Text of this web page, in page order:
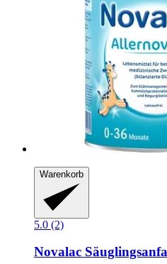
Warenkorb
5.0 (2)
Novalac